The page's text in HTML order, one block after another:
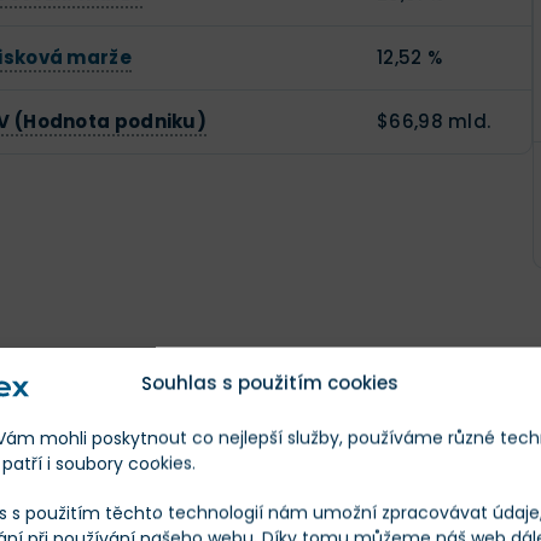
Souhlas s použitím cookies
mohli poskytnout co nejlepší služby, používáme různé
i soubory cookies.
s použitím těchto technologií nám umožní zpracovávat
marže 12,52 %
(Hodnota podniku) $66,98 mld.
Na základě odhadů analytiků z Wall Street, kteří poskytli
s nejvyšším odhadem
. Průměrná cílová